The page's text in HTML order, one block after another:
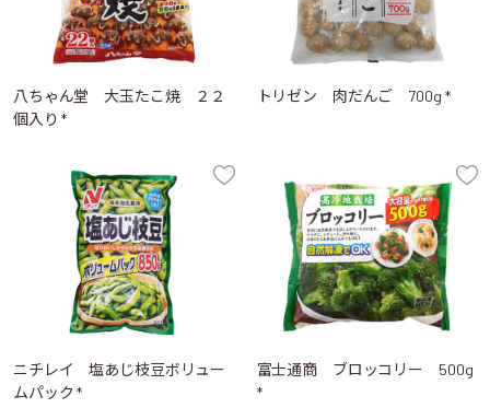
八ちゃん堂 大玉たこ焼 ２２
個入り *
トリゼン 肉だんご 700g *
ニチレイ 塩あじ枝豆ボリュー
ムパック *
富士通商 ブロッコリー 500g
*